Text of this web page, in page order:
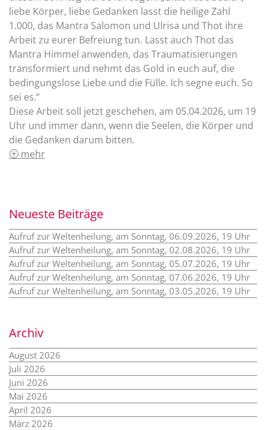
liebe Körper, liebe Gedanken lasst die heilige Zahl
1.000, das Mantra Salomon und Ulrisa und Thot ihre
Arbeit zu eurer Befreiung tun. Lasst auch Thot das
Mantra Himmel anwenden, das Traumatisierungen
transformiert und nehmt das Gold in euch auf, die
bedingungslose Liebe und die Fülle. Ich segne euch. So
sei es.“
Diese Arbeit soll jetzt geschehen, am 05.04.2026, um 19
Uhr und immer dann, wenn die Seelen, die Körper und
die Gedanken darum bitten.
mehr
Neueste Beiträge
Aufruf zur Weltenheilung, am Sonntag, 06.09.2026, 19 Uhr
Aufruf zur Weltenheilung, am Sonntag, 02.08.2026, 19 Uhr
Aufruf zur Weltenheilung, am Sonntag, 05.07.2026, 19 Uhr
Aufruf zur Weltenheilung, am Sonntag, 07.06.2026, 19 Uhr
Aufruf zur Weltenheilung, am Sonntag, 03.05.2026, 19 Uhr
Archiv
August 2026
Juli 2026
Juni 2026
Mai 2026
April 2026
März 2026